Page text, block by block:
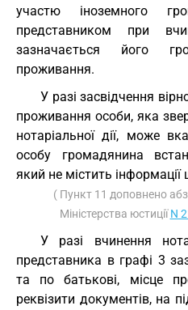
участю іноземного
представником при
зазначається його
проживання.
У разі засвідчення
проживання особи, яка
нотаріальної дії, може
особу громадянина
який не містить інформації
( Пункт 11 доповнено
Міністерства юстиціїN
У разі вчинення
представника в графі 3
та по батькові, місце
реквізити документів, на